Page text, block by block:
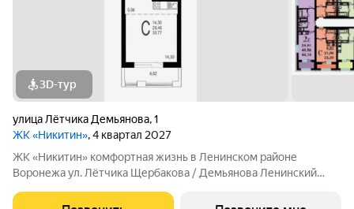
3D-тур
улица Лётчика Демьянова,1
ЖК «Никитин», 4 квартал 2027
ЖК «Никитин» комфортная жизнь в Ленинском районе
Воронежа ул. Лётчика Щербакова / Демьянова Ленинский
Современный жилой комплекс в тихом центре города. Рядом